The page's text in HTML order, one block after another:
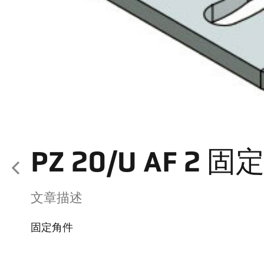
PZ 20/U AF 2 固
文章描述
固定角件